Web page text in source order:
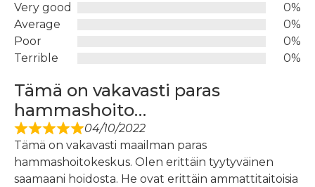
Very good
0%
Average
0%
Poor
0%
Terrible
0%
Tämä on vakavasti paras
hammashoito…
04/10/2022
Tämä on vakavasti maailman paras
hammashoitokeskus. Olen erittäin tyytyväinen
saamaani hoidosta. He ovat erittäin ammattitaitoisia